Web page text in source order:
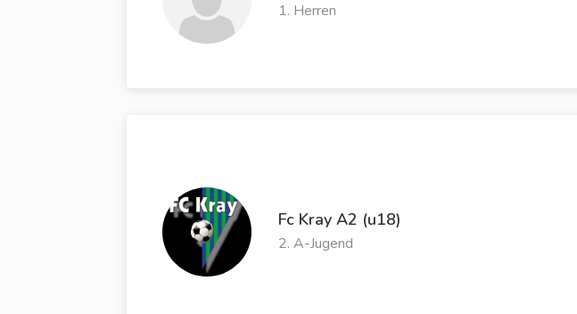
1. Herren
Fc Kray A2 (u18)
2. A-Jugend